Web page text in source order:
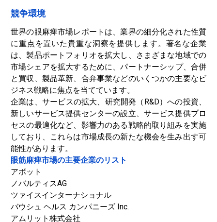
競争環境
世界の眼麻痺市場レポートは、業界の細分化された性質
に重点を置いた貴重な洞察を提供します。著名な企業
は、製品ポートフォリオを拡大し、さまざまな地域での
市場シェアを拡大​​するために、パートナーシップ、合併
と買収、製品革新、合弁事業などのいくつかの主要なビ
ジネス戦略に焦点を当てています。
企業は、サービスの拡大、研究開発（R&D）への投資、
新しいサービス提供センターの設立、サービス提供プロ
セスの最適化など、影響力のある戦略的取り組みを実施
しており、これらは市場成長の新たな機会を生み出す可
能性があります。
眼筋麻痺市場の主要企業のリスト
アボット
ノバルティスAG
ツァイスインターナショナル
バウシュ ヘルス カンパニーズ Inc.
アムリット株式会社